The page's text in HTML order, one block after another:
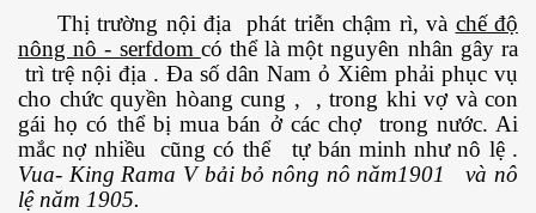
Thị trường nội địa phát triễn chậm rì, và chế độ
nông nô - serfdom có thể là một nguyên nhân gây ra
trì trệ nội địa . Đa số dân Nam ỏ Xiêm phải phục vụ
cho chức quyền hòang cung , , trong khi vợ và con
gái họ có thể bị mua bán ở các chợ trong nước. Ai
mắc nợ nhiều cũng có thể tự bán minh như nô lệ .
Vua- King Rama V bải bỏ nông nô năm1901 và nô
lệ năm 1905.